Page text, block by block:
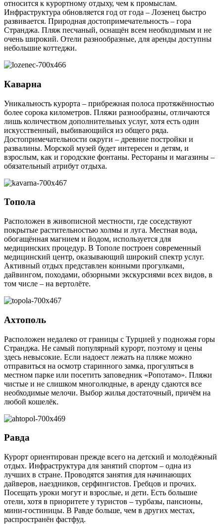
относится к курортному отдыху, чем к промыслам.
Инфраструктура обновляется год от года – Лозенец быстро
развивается. Природная достопримечательность – гора
Странджа. Пляж песчаный, оснащён всем необходимым и не
очень широкий. Отели разнообразные, для аренды доступны
небольшие коттеджи.
Каварна
Уникальность курорта – прибрежная полоса протяжённостью
более сорока километров. Пляжи разнообразны, отличаются
лишь количеством дополнительных услуг, хотя есть один
искусственный, выбивающийся из общего ряда.
Достопримечательности округи – древние постройки и
развалины. Морской музей будет интересен и детям, и
взрослым, как и городские фонтаны. Рестораны и магазины –
обязательный атрибут отдыха.
Топола
Расположен в живописной местности, где соседствуют
покрытые растительностью холмы и луга. Местная вода,
обогащённая магнием и йодом, используется для
медицинских процедур. В Тополе построен современный
медицинский центр, оказывающий широкий спектр услуг.
Активный отдых представлен конными прогулками,
дайвингом, походами, обзорными экскурсиями всех видов, в
том числе – на вертолёте.
Ахтополь
Расположен недалеко от границы с Турцией у подножья горы
Странджа. Не самый популярный курорт, поэтому и цены
здесь невысокие. Если надоест лежать на пляже можно
отправиться на осмотр старинного замка, прогуляться в
местном парке или посетить заповедник «Ропотамо». Пляжи
чистые и не слишком многолюдные, в аренду сдаются все
необходимые мелочи. Выбор жилья достаточный, причём на
любой кошелёк.
Равда
Курорт ориентирован прежде всего на детский и молодёжный
отдых. Инфраструктура для занятий спортом – одна из
лучших в стране. Проводятся занятия для начинающих
дайверов, наездников, серфингистов. Гребцов и прочих.
Посещать уроки могут и взрослые, и дети. Есть большие
отели, хотя в приоритете у туристов – турбазы, пансионы,
мини-гостиницы. В Равде больше, чем в других местах,
распространён фастфуд.